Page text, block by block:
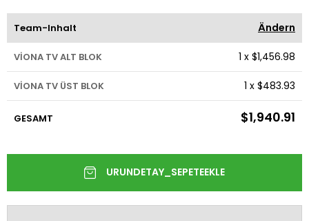
Team-Inhalt Ändern
VİONA TV ALT BLOK 1 x $1,456.98
VİONA TV ÜST BLOK 1 x $483.93
GESAMT $1,940.91